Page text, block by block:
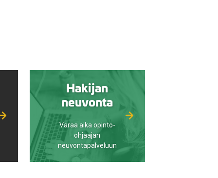
Hakijan
neuvonta
Varaa aika opinto-
ohjaajan
neuvontapalveluun